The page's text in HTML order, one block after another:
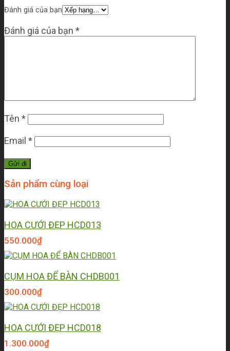
Đánh giá của bạn
Đánh giá của bạn *
Tên *
Email *
Sản phẩm cùng loại
HOA CƯỚI ĐẸP HCD013
550.000₫
CỤM HOA ĐỂ BÀN CHDB001
300.000₫
HOA CƯỚI ĐẸP HCD018
1.300.000₫